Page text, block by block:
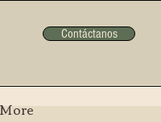
Contáctanos
More